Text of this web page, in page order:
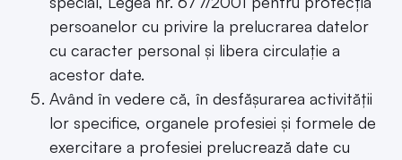
persoanelor cu privire la prelucrarea datelor
cu caracter personal și libera circulație a
acestor date.
Având în vedere că, în desfășurarea activității
lor specifice, organele profesiei și formele de
exercitare a profesiei prelucrează date cu